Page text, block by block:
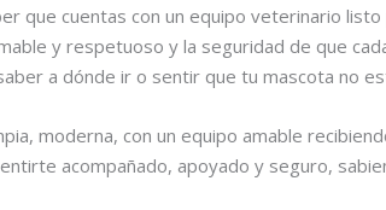
que cuentas con un equipo veterinario
y respetuoso y la seguridad de que
a dónde ir o sentir que tu mascota no
moderna, con un equipo amable
acompañado, apoyado y seguro,